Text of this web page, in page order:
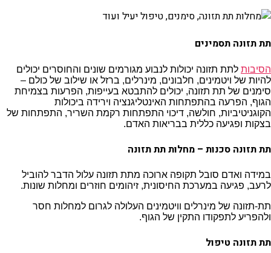
תת תזונה תסמינים
הסיבות לתת תזונה יכולות לנבוע מגורמים שונים והחוסרים יכולים
להיות של ויטמינים, חלבונים, מינרלים, ברזל או שילוב של כולם –
סימנים של תת תזונה, יכולים להתבטא בעייפות, הפרעות בצמיחת
הגוף, הפרעה בהתפתחות האינטליגנציה וירידה ביכולות
הקוגניטיביות, חולשה, דיכוי התפתחות רקמת השריר, התפתחות של
בצקות ופגיעה כללית בבריאות האדם.
תת תזונה סכנות – מחלות תת תזונה
במידה ואדם סובל תקופה ארוכה מתת תזונה עלול הדבר להוביל
לרעב, פגיעה במערכת החיסונית, זיהומים חוזרים ומחלות שונות.
תת-תזונה של מינרלים וויטמינים העלולה לגרום למחלות חסר
ולהפריע לתפקודו התקין של הגוף.
תת תזונה טיפול